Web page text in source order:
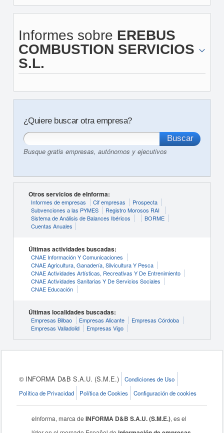
Informes sobre EREBUS
COMBUSTION SERVICIOS
S.L.
¿Quiere buscar otra empresa?
Busque gratis empresas, autónomos y ejecutivos
Otros servicios de eInforma:
Informes de empresas Cif empresas
Prospecta
Subvenciones a las PYMES
Registro Morosos RAI
Sistema de Análisis de Balances Ibéricos
BORME
Cuentas Anuales
Últimas actividades buscadas:
CNAE Información Y Comunicaciones
CNAE Agricultura, Ganadería, Silvicultura Y Pesca
CNAE Actividades Artísticas, Recreativas Y De Entrenimiento
CNAE Actividades Sanitarias Y De Servicios Sociales
CNAE Educación
Últimas localidades buscadas:
Empresas Bilbao Empresas Alicante
Empresas Córdoba
Empresas Valladolid
Empresas Vigo
© INFORMA D&B S.A.U. (S.M.E.)
Condiciones de Uso
Política de Privacidad
Política de Cookies Configuración de cookies
eInforma, marca deINFORMA D&B S.A.U. (S.M.E.), es el